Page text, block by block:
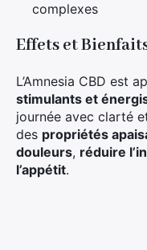
complexes
Effets et
L’Amnesia CBD est
stimulants et
journée avec clarté
des propriétés
douleurs, réduire
l’appétit.